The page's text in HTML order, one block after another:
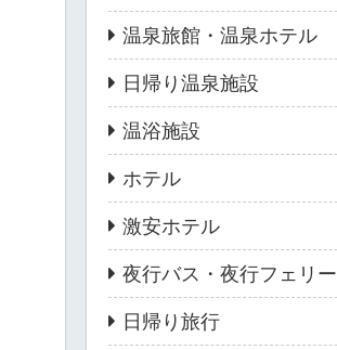
温泉旅館・温泉ホテル
日帰り温泉施設
温浴施設
ホテル
激安ホテル
夜行バス・夜行フェリー
日帰り旅行